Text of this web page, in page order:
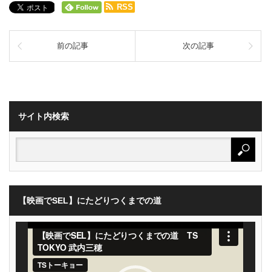
RSS
前の記事 次の記事
サイト内検索
【映画でSEL】にたどりつくまでの道